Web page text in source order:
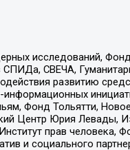
исследований,
СВЕЧА,
развитию
Фонд Тольятти,
Центр Юрия Левады,
прав человека,
и социального